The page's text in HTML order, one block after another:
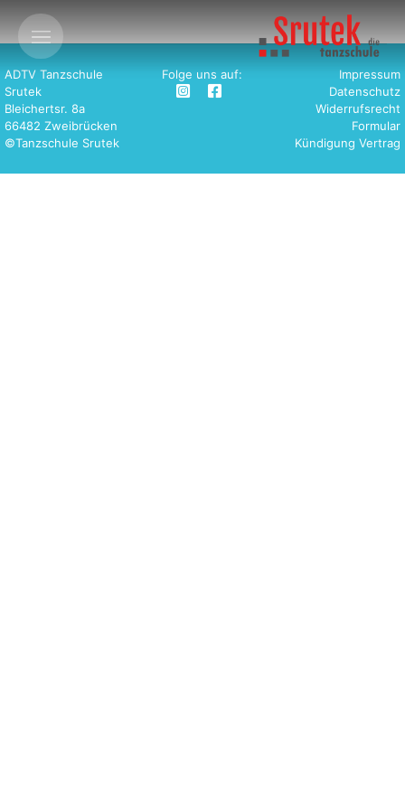
ADTV Tanzschule
Srutek
Bleichertsr. 8a
66482 Zweibrücken
©Tanzschule Srutek
Folge uns auf:
Impressum
Datenschutz
Widerrufsrecht
Formular
Kündigung Vertrag